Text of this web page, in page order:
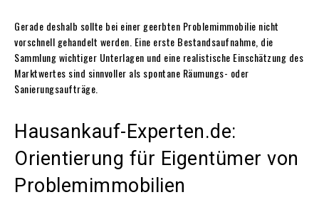
Gerade deshalb sollte bei einer geerbten Problemimmobilie nicht
vorschnell gehandelt werden. Eine erste Bestandsaufnahme, die
Sammlung wichtiger Unterlagen und eine realistische Einschätzung des
Marktwertes sind sinnvoller als spontane Räumungs- oder
Sanierungsaufträge.
Hausankauf-Experten.de:
Orientierung für Eigentümer von
Problemimmobilien